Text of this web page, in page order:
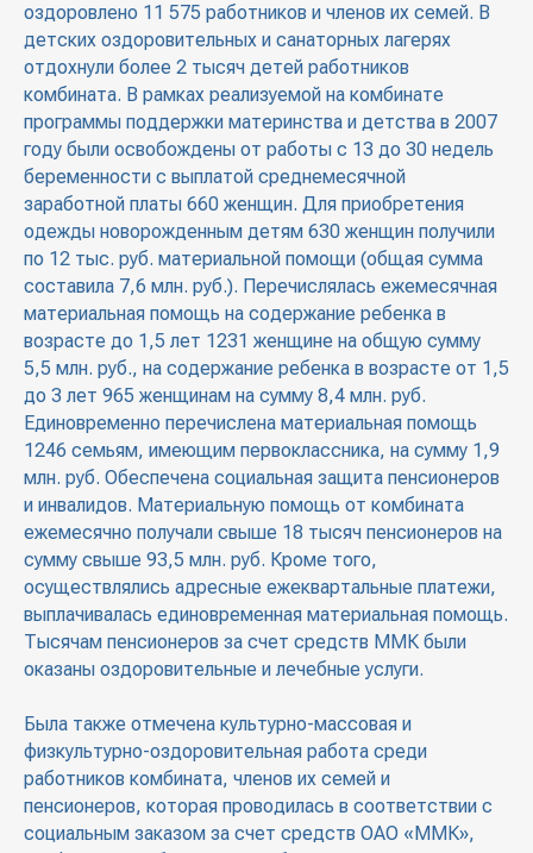
оздоровлено 11 575 работников и членов их семей. В
детских оздоровительных и санаторных лагерях
отдохнули более 2 тысяч детей работников
комбината. В рамках реализуемой на комбинате
программы поддержки материнства и детства в 2007
году были освобождены от работы с 13 до 30 недель
беременности с выплатой среднемесячной
заработной платы 660 женщин. Для приобретения
одежды новорожденным детям 630 женщин получили
по 12 тыс. руб. материальной помощи (общая сумма
составила 7,6 млн. руб.). Перечислялась ежемесячная
материальная помощь на содержание ребенка в
возрасте до 1,5 лет 1231 женщине на общую сумму
5,5 млн. руб., на содержание ребенка в возрасте от 1,5
до 3 лет 965 женщинам на сумму 8,4 млн. руб.
Единовременно перечислена материальная помощь
1246 семьям, имеющим первоклассника, на сумму 1,9
млн. руб. Обеспечена социальная защита пенсионеров
и инвалидов. Материальную помощь от комбината
ежемесячно получали свыше 18 тысяч пенсионеров на
сумму свыше 93,5 млн. руб. Кроме того,
осуществлялись адресные ежеквартальные платежи,
выплачивалась единовременная материальная помощь.
Тысячам пенсионеров за счет средств ММК были
оказаны оздоровительные и лечебные услуги.
Была также отмечена культурно-массовая и
физкультурно-оздоровительная работа среди
работников комбината, членов их семей и
пенсионеров, которая проводилась в соответствии с
социальным заказом за счет средств ОАО «ММК»,